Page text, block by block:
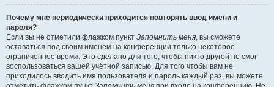
Почему мне периодически приходится повторять ввод имени и
пароля?
Если вы не отметили флажком пункт Запомнить меня, вы сможете
оставаться под своим именем на конференции только некоторое
ограниченное время. Это сделано для того, чтобы никто другой не смог
воспользоваться вашей учётной записью. Для того чтобы вам не
приходилось вводить имя пользователя и пароль каждый раз, вы можете